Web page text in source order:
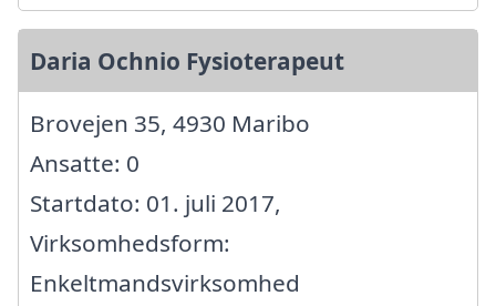
Daria Ochnio Fysioterapeut
Brovejen 35, 4930 Maribo
Ansatte: 0
Startdato: 01. juli 2017,
Virksomhedsform:
Enkeltmandsvirksomhed